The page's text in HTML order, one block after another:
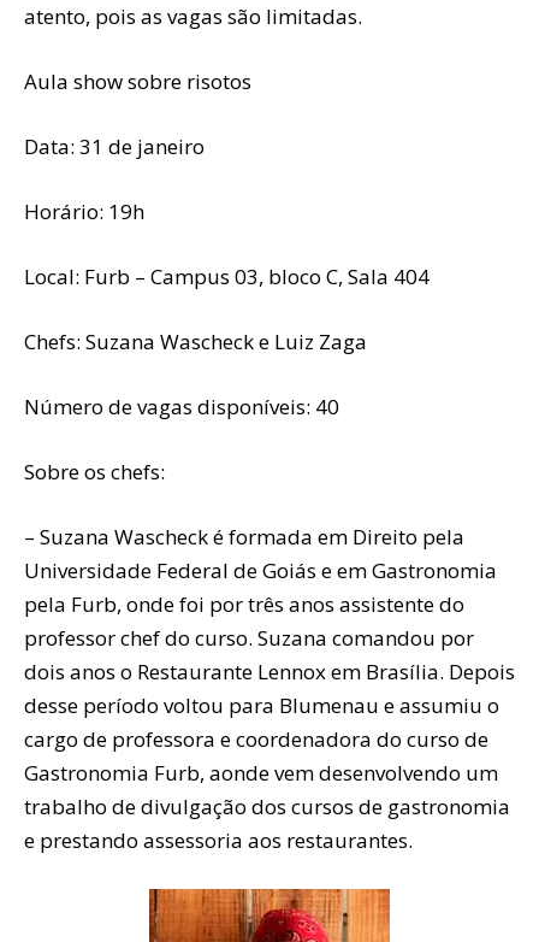
atento, pois as vagas são limitadas.
Aula show sobre risotos
Data: 31 de janeiro
Horário: 19h
Local: Furb – Campus 03, bloco C, Sala 404
Chefs: Suzana Wascheck e Luiz Zaga
Número de vagas disponíveis: 40
Sobre os chefs:
– Suzana Wascheck é formada em Direito pela
Universidade Federal de Goiás e em Gastronomia
pela Furb, onde foi por três anos assistente do
professor chef do curso. Suzana comandou por
dois anos o Restaurante Lennox em Brasília. Depois
desse período voltou para Blumenau e assumiu o
cargo de professora e coordenadora do curso de
Gastronomia Furb, aonde vem desenvolvendo um
trabalho de divulgação dos cursos de gastronomia
e prestando assessoria aos restaurantes.